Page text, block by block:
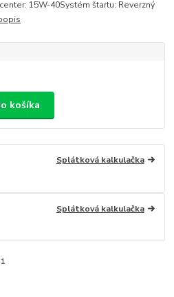
15W-40Systém štartu: Reverzný
košíka
Splátková kalkulačka
Splátková kalkulačka